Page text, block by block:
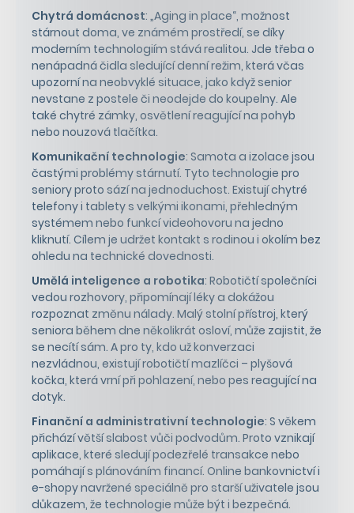
Chytrá domácnost: „Aging in place“, možnost
stárnout doma, ve známém prostředí, se díky
moderním technologiím stává realitou. Jde třeba o
nenápadná čidla sledující denní režim, která včas
upozorní na neobvyklé situace, jako když senior
nevstane z postele či neodejde do koupelny. Ale
také chytré zámky, osvětlení reagující na pohyb
nebo nouzová tlačítka.
Komunikační technologie: Samota a izolace jsou
častými problémy stárnutí. Tyto technologie pro
seniory proto sází na jednoduchost. Existují chytré
telefony i tablety s velkými ikonami, přehledným
systémem nebo funkcí videohovoru na jedno
kliknutí. Cílem je udržet kontakt s rodinou i okolím bez
ohledu na technické dovednosti.
Umělá inteligence a robotika: Robotičtí společníci
vedou rozhovory, připomínají léky a dokážou
rozpoznat změnu nálady. Malý stolní přístroj, který
seniora během dne několikrát osloví, může zajistit, že
se necítí sám. A pro ty, kdo už konverzaci
nezvládnou, existují robotičtí mazlíčci – plyšová
kočka, která vrní při pohlazení, nebo pes reagující na
dotyk.
Finanční a administrativní technologie: S věkem
přichází větší slabost vůči podvodům. Proto vznikají
aplikace, které sledují podezřelé transakce nebo
pomáhají s plánováním financí. Online bankovnictví i
e-shopy navržené speciálně pro starší uživatele jsou
důkazem, že technologie může být i bezpečná.